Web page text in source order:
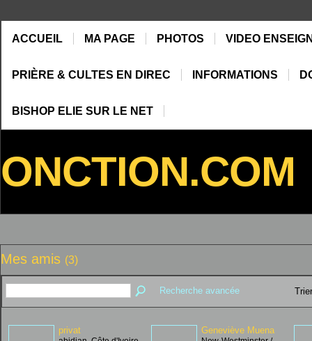
ACCUEIL MA PAGE PHOTOS VIDEO
PRIÈRE & CULTES EN DIREC INFORMATIONS
BISHOP ELIE SUR LE NET
ONCTION.COM
Mes amis (3)
Recherche avancée
privat Geneviève Muena